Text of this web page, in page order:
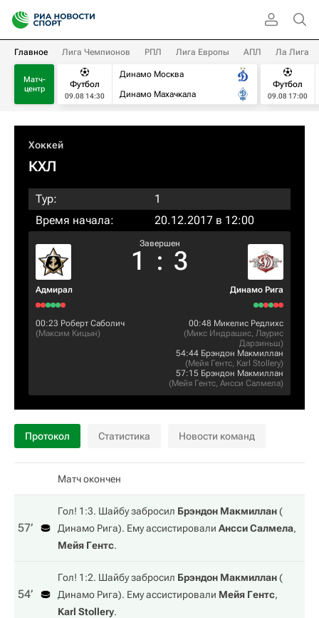
Главное Лига Чемпионов РПЛ Лига Европы АПЛ Ла Лига
Матч-
центр
Футбол
09.08 14:30
Динамо Москва
Динамо Махачкала
Футбол
09.08 17:00
Хоккей
КХЛ
Тур:
1
Время начала:
20.12.2017 в 12:00
Адмирал
Завершен
1 : 3
Динамо Рига
00:23 Роберт Саболич
(Максим Кицын)
00:48 Микелис Редлихс
(Микс Индрашис, Лаурис
Дарзиньш)
54:44 Брэндон Макмиллан
(Мейя Гентс, Karl Stollery)
57:15 Брэндон Макмиллан
(Мейя Гентс, Ансси Салмела)
Протокол Статистика Новости команд
Матч окончен
57‎’‎
Гол! 1:3. Шайбу забросил Брэндон Макмиллан(
Динамо Рига). Ему ассистировали Ансси Салмела,
Мейя Гентс.
54‎’‎
Гол! 1:2. Шайбу забросил Брэндон Макмиллан(
Динамо Рига). Ему ассистировали Мейя Гентс,
Karl Stollery.